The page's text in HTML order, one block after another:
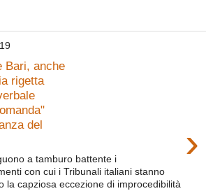
Bari, anche
rigetta
del
›
a tamburo battente i
con cui i Tribunali italiani stanno
la capziosa eccezione di improcedibilità